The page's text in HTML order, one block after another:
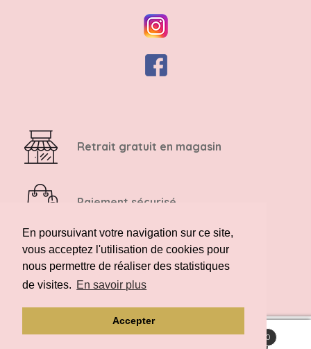
En poursuivant votre navigation sur ce site,
vous acceptez l'utilisation de cookies pour
nous permettre de réaliser des statistiques
de visites. En savoir plus
Accepter
Retrait gratuit en magasin
Paiement sécurisé
Retour possible sous 14 jours
0